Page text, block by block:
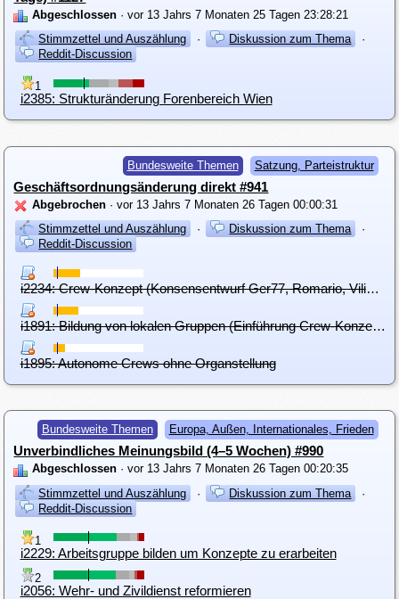
Abgeschlossen · vor 13 Jahrs 7 Monaten 25 Tagen 23:28:21
Stimmzettel und Auszählung
· Diskussion zum Thema
·
Reddit-Discussion
1
i2385: Strukturänderung Forenbereich Wien
Bundesweite Themen Satzung, Parteistruktur
Geschäftsordnungsänderung direkt #941
Abgebrochen · vor 13 Jahrs 7 Monaten 26 Tagen 00:00:31
Stimmzettel und Auszählung
· Diskussion zum Thema
·
Reddit-Discussion
i2234: Crew-Konzept (Konsensentwurf Ger77, Romario, Vilinthril) ohne nautische Anspielungen
i1891: Bildung von lokalen Gruppen (Einführung Crew-Konzept)
i1895: Autonome Crews ohne Organstellung
Bundesweite Themen Europa, Außen, Internationales, Frieden
Unverbindliches Meinungsbild (4–5 Wochen) #990
Abgeschlossen · vor 13 Jahrs 7 Monaten 26 Tagen 00:20:35
Stimmzettel und Auszählung
· Diskussion zum Thema
·
Reddit-Discussion
1
i2229: Arbeitsgruppe bilden um Konzepte zu erarbeiten
2
i2056: Wehr- und Zivildienst reformieren